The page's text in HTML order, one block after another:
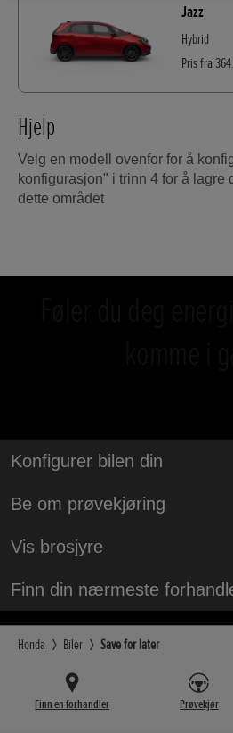
Jazz
Hybrid
Pris fra
Hjelp
Velg en modell ovenfor for å
konfigurasjon" i trinn 4 for å lagre
dette området
Konfigurer bilen din
Be om prøvekjøring
Vis brosjyre
Finn din nærmeste
Honda Biler Save for later
Finn en forhandler Prøvekjør